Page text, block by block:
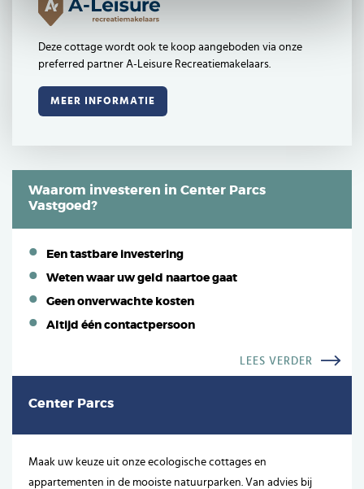
Deze cottage wordt ook te koop aangeboden via onze
preferred partner A-Leisure Recreatiemakelaars.
MEER INFORMATIE
Waarom investeren in Center Parcs
Vastgoed?
Een tastbare investering
Weten waar uw geld naartoe gaat
Geen onverwachte kosten
Altijd één contactpersoon
LEES VERDER
Center Parcs
Maak uw keuze uit onze ecologische cottages en
appartementen in de mooiste natuurparken. Van advies bij